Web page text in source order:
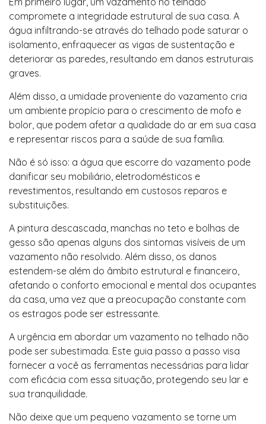
compromete a integridade estrutural de sua casa. A
água infiltrando-se através do telhado pode saturar o
isolamento, enfraquecer as vigas de sustentação e
deteriorar as paredes, resultando em danos estruturais
graves.
Além disso, a umidade proveniente do vazamento cria
um ambiente propício para o crescimento de mofo e
bolor, que podem afetar a qualidade do ar em sua casa
e representar riscos para a saúde de sua família.
Não é só isso: a água que escorre do vazamento pode
danificar seu mobiliário, eletrodomésticos e
revestimentos, resultando em custosos reparos e
substituições.
A pintura descascada, manchas no teto e bolhas de
gesso são apenas alguns dos sintomas visíveis de um
vazamento não resolvido. Além disso, os danos
estendem-se além do âmbito estrutural e financeiro,
afetando o conforto emocional e mental dos ocupantes
da casa, uma vez que a preocupação constante com
os estragos pode ser estressante.
A urgência em abordar um vazamento no telhado não
pode ser subestimada. Este guia passo a passo visa
fornecer a você as ferramentas necessárias para lidar
com eficácia com essa situação, protegendo seu lar e
sua tranquilidade.
Não deixe que um pequeno vazamento se torne um